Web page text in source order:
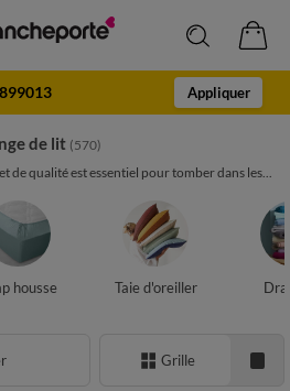
899013 Appliquer
de lit (570)
de qualité est essentiel pour tomber dans les...
housse Taie d'oreiller
Grille